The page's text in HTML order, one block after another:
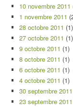
10 novembre 2011
1 novembre 2011
28 octobre 2011 (1)
27 octobre 2011 (1)
9 octobre 2011 (1)
8 octobre 2011 (1)
6 octobre 2011 (1)
4 octobre 2011 (1)
30 septembre 2011
23 septembre 2011